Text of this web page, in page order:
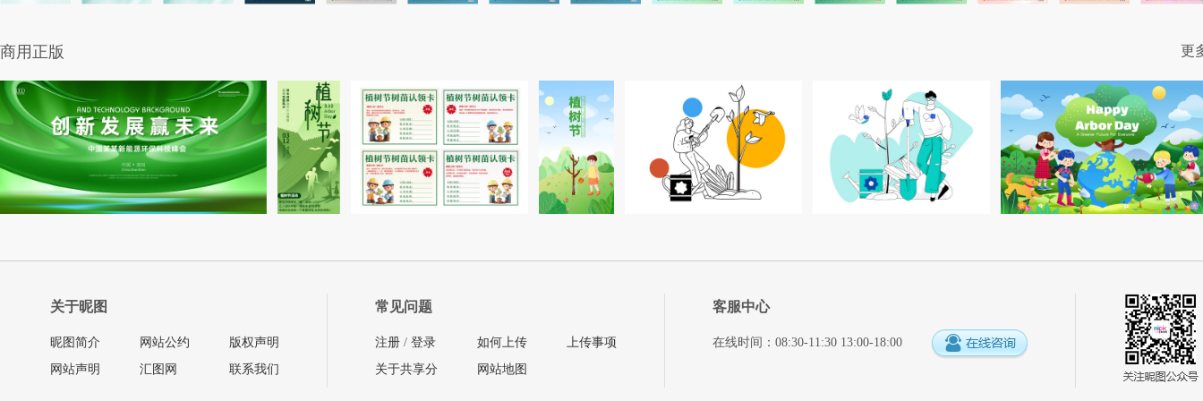
商用正版 更
关于昵图
昵图简介
网站声明
网站公约
汇图网
版权声明
联系我们
常见问题
注册 / 登录
关于共享分
如何上传
网站地图
上传事项
客服中心
在线时间：08:30-11:30 13:00-18:00